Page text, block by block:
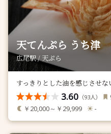
天てんぷら うち津
広尾駅 / 天ぷら
すっきりとした油を感じさせ
3.60 （93人）
￥20,000～￥29,999 -